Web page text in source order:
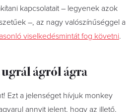
kapcsolatait – legyenek azok
–, az nagy valószínűséggel a
viselkedésmintát fog követni.
ágról ágra
Ezt a jelenséget hívjuk monkey
annyit jelent, hogy az illető,